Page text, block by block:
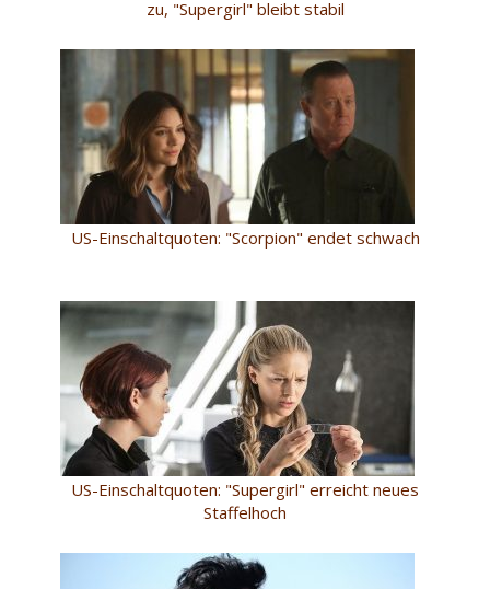
zu, "Supergirl" bleibt stabil
US-Einschaltquoten: "Scorpion" endet schwach
US-Einschaltquoten: "Supergirl" erreicht neues
Staffelhoch